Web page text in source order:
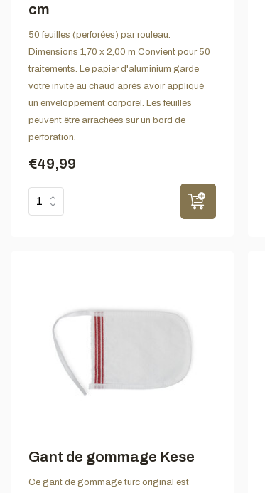
cm
50 feuilles (perforées) par rouleau.
Dimensions 1,70 x 2,00 m Convient pour 50
traitements. Le papier d'aluminium garde
votre invité au chaud après avoir appliqué
un enveloppement corporel. Les feuilles
peuvent être arrachées sur un bord de
perforation.
€49,99
Gant de gommage Kese
Ce gant de gommage turc original est